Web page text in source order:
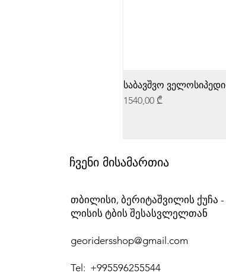
საბავშვო ველოსიპედი
Price
1540,00 ₾
ჩვენი მისამართია
თბილისი, ბერიტაშვილის ქუჩა -
ლისის ტბის შესასვლელთან
georidersshop@gmail.com
Tel: +995596255544